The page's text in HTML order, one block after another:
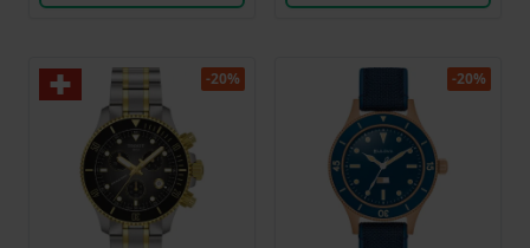
-20% -20%